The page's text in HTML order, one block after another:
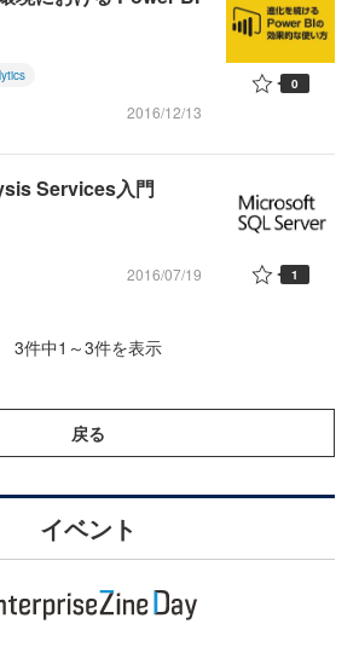
2016/12/13
0
Services入門
2016/07/19 1
3件中1～3件を表示
戻る
イベント